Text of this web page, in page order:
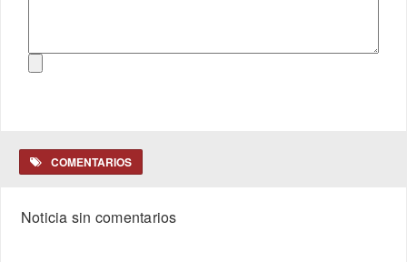
COMENTARIOS
Noticia sin comentarios